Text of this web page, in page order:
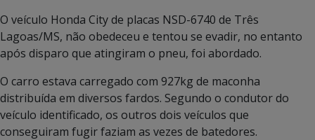
O veículo Honda City de placas NSD-6740 de Três
Lagoas/MS, não obedeceu e tentou se evadir, no entanto
após disparo que atingiram o pneu, foi abordado.
O carro estava carregado com 927kg de maconha
distribuída em diversos fardos. Segundo o condutor do
veículo identificado, os outros dois veículos que
conseguiram fugir faziam as vezes de batedores.